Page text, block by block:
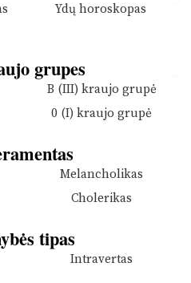
Ydų horoskopas
grupes
B (III) kraujo grupė
0 (I) kraujo grupė
Melancholikas
Cholerikas
tipas
Intravertas